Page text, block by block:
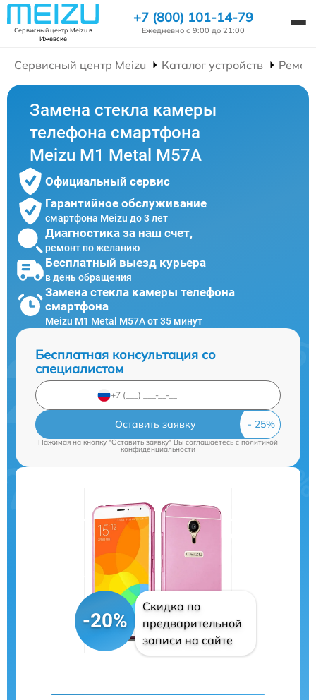
Сервисный центр Meizuв
Ижевске
+7 (800) 101-14-79
Ежедневно с 9:00 до 21:00
Сервисный центр Meizu Каталог устройств
Замена стекла камеры
телефона смартфона
Meizu M1 Metal M57A
Официальный сервис
Гарантийное обслуживание
смартфона Meizu до 3 лет
Диагностика за наш счет,
ремонт по желанию
Бесплатный выезд курьера
в день обращения
Замена стекла камеры телефона
смартфона
Meizu M1 Metal M57A от 35 минут
Бесплатная консультация со
специалистом
Оставить заявку
Нажимая на кнопку "Оставить заявку" Вы соглашаетесь cполитикой
конфиденциальности
-20%
Скидка по
предварительной
записи на сайте